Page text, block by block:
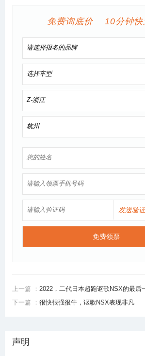
免费询底价 10分钟快
发送验
免费领票
上一篇 ： 2022，二代日本超跑讴歌NSX的最后
下一篇 ： 很快很强很牛，讴歌NSX表现非凡
声明